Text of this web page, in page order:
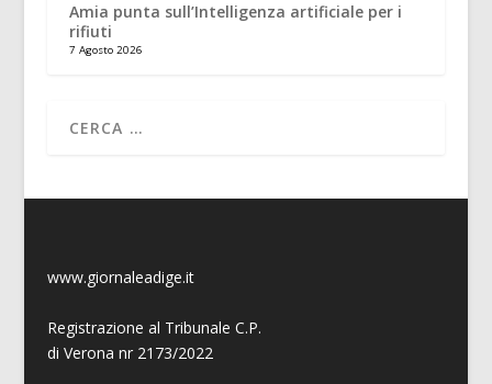
Amia punta sull’Intelligenza artificiale per i
rifiuti
7 Agosto 2026
www.giornaleadige.it
Registrazione al Tribunale C.P.
di Verona nr 2173/2022